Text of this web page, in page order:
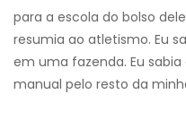
para a escola do bolso
resumia ao atletismo. Eu
em uma fazenda. Eu
manual pelo resto da